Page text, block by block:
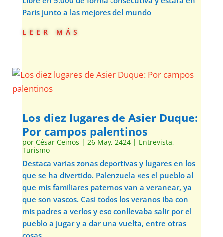
París junto a las mejores del mundo
leer más
Los diez lugares de Asier Duque:
Por campos palentinos
por César Ceinos | 26 May, 2424| Entrevista,
Turismo
Destaca varias zonas deportivas y lugares en los
que se ha divertido. Palenzuela «es el pueblo al
que mis familiares paternos van a veranear, ya
que son vascos. Casi todos los veranos iba con
mis padres a verlos y eso conllevaba salir por el
pueblo a jugar y a dar una vuelta, entre otras
cosas.